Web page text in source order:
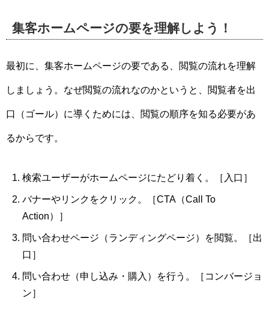
集客ホームページの要を理解しよう！
最初に、集客ホームページの要である、閲覧の流れを理解
しましょう。なぜ閲覧の流れなのかというと、閲覧者を出
口（ゴール）に導くためには、閲覧の順序を知る必要があ
るからです。
検索ユーザーがホームページにたどり着く。［入口］
バナーやリンクをクリック。［CTA（Call To
Action）］
問い合わせページ（ランディングページ）を閲覧。［出
口］
問い合わせ（申し込み・購入）を行う。［コンバージョ
ン］